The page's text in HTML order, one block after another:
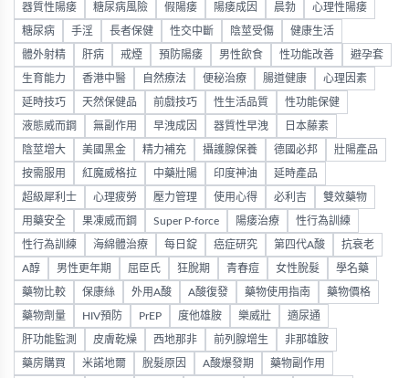
器質性陽痿 糖尿病風險 假陽痿 陽痿成因 晨勃 心理性陽痿
糖尿病 手淫 長者保健 性交中斷 陰莖受傷 健康生活
體外射精 肝病 戒煙 預防陽痿 男性飲食 性功能改善 避孕套
生育能力 香港中醫 自然療法 便秘治療 腸道健康 心理因素
延時技巧 天然保健品 前戲技巧 性生活品質 性功能保健
液態威而鋼 無副作用 早洩成因 器質性早洩 日本藤素
陰莖增大 美國黑金 精力補充 攝護腺保養 德國必邦 壯陽產品
按需服用 紅魔威格拉 中藥壯陽 印度神油 延時產品
超級犀利士 心理疲勞 壓力管理 使用心得 必利吉 雙效藥物
用藥安全 果凍威而鋼 Super P-force 陽痿治療 性行為訓練
性行為訓練 海綿體治療 每日錠 癌症研究 第四代A酸 抗衰老
A醇 男性更年期 屈臣氏 狂脫期 青春痘 女性脫髮 學名藥
藥物比較 保康絲 外用A酸 A酸復發 藥物使用指南 藥物價格
藥物劑量 HIV預防 PrEP 度他雄胺 樂威壯 適尿通
肝功能監測 皮膚乾燥 西地那非 前列腺增生 非那雄胺
藥房購買 米諾地爾 脫髮原因 A酸爆發期 藥物副作用